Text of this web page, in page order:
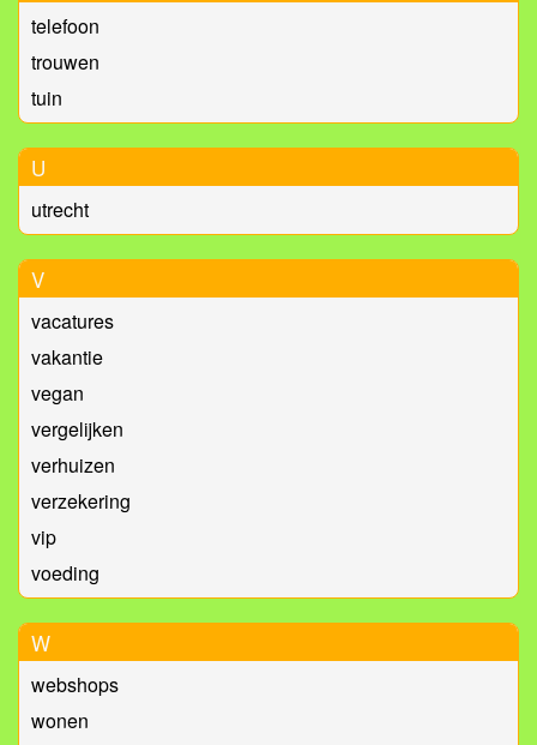
telefoon
trouwen
tuin
U
utrecht
V
vacatures
vakantie
vegan
vergelijken
verhuizen
verzekering
vip
voeding
W
webshops
wonen